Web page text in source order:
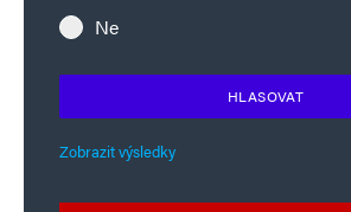
Ne
HLASOVAT
Zobrazit výsledky